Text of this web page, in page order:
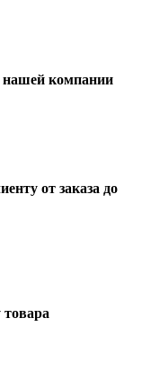
нашей компании
от заказа до
товара